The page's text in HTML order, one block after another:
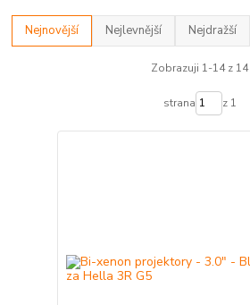
Nejnovější Nejlevnější Nejdražší
Zobrazuji 1-14 z 14
strana z 1